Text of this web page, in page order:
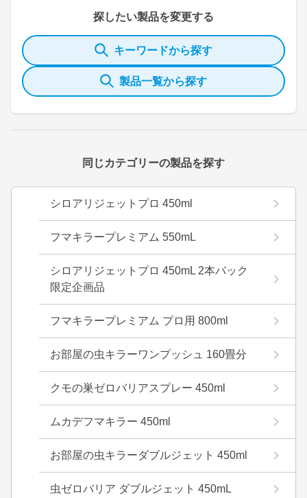
探したい製品を変更する
キーワードから探す
製品一覧から探す
同じカテゴリーの製品を探す
シロアリジェットプロ 450ml
フマキラープレミアム 550mL
シロアリジェットプロ 450mL 2本パック
限定企画品
フマキラープレミアム プロ用 800ml
お部屋の虫キラーワンプッシュ 160畳分
クモの巣ゼロバリアスプレー 450ml
ムカデフマキラー 450ml
お部屋の虫キラーダブルジェット 450ml
虫ゼロバリア ダブルジェット 450mL